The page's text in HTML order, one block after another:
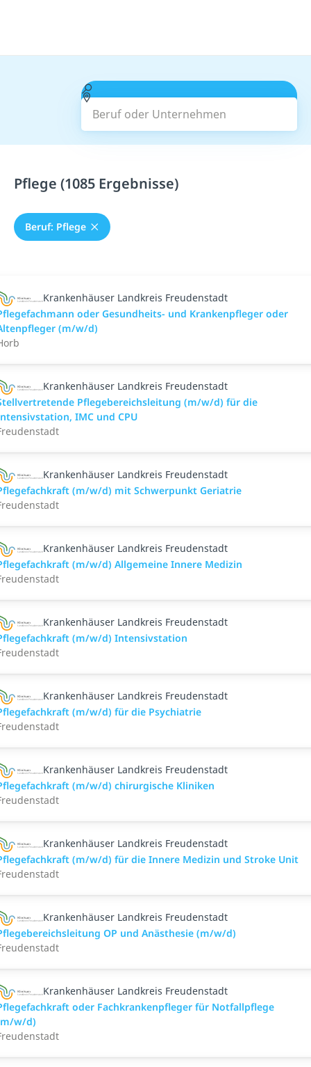
Beruf oder Unternehmen
Suchen
Pflege (1085 Ergebnisse)
Beruf: Pflege
Krankenhäuser Landkreis Freudenstadt
oder Gesundheits- und Krankenpfleger oder
(m/w/d)
Krankenhäuser Landkreis Freudenstadt
Pflegebereichsleitung (m/w/d) für die
IMC und CPU
Krankenhäuser Landkreis Freudenstadt
(m/w/d) mit Schwerpunkt Geriatrie
Krankenhäuser Landkreis Freudenstadt
(m/w/d) Allgemeine Innere Medizin
Krankenhäuser Landkreis Freudenstadt
(m/w/d) Intensivstation
Krankenhäuser Landkreis Freudenstadt
(m/w/d) für die Psychiatrie
Krankenhäuser Landkreis Freudenstadt
(m/w/d) chirurgische Kliniken
Krankenhäuser Landkreis Freudenstadt
(m/w/d) für die Innere Medizin und Stroke Unit
Krankenhäuser Landkreis Freudenstadt
OP und Anästhesie (m/w/d)
Krankenhäuser Landkreis Freudenstadt
oder Fachkrankenpfleger für Notfallpflege
w/d)